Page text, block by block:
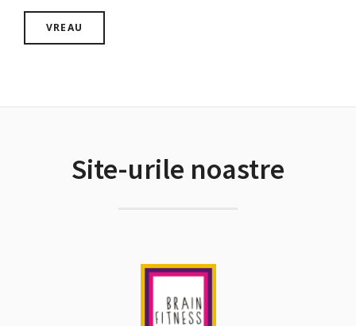
Site-urile noastre